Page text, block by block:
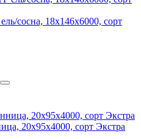
сосна, 18х146х6000, сорт
20х95х4000, сорт Экстра